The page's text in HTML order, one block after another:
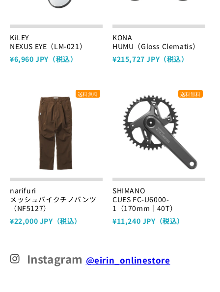
KiLEY
NEXUS EYE（LM-021）
¥6,960 JPY（税込）
KONA
HUMU（Gloss Clematis）
¥215,727 JPY（税込）
送料無料
narifuri
メッシュバイクチノパンツ
（NF5127）
¥22,000 JPY（税込）
送料無料
SHIMANO
CUES FC-U6000-
1（170mm｜40T）
¥11,240 JPY（税込）
Instagram @eirin_onlinestore